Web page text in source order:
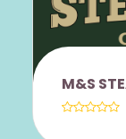
3622
M&S